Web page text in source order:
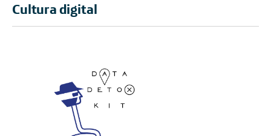
Cultura digital